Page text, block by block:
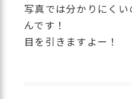
写真では分かりにく
んです！
目を引きますよー！